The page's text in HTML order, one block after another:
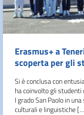
Erasmus+ a
scoperta per gli
Si è conclusa con
ha coinvolto gli studenti
I grado San Paolo in
culturali e linguistiche